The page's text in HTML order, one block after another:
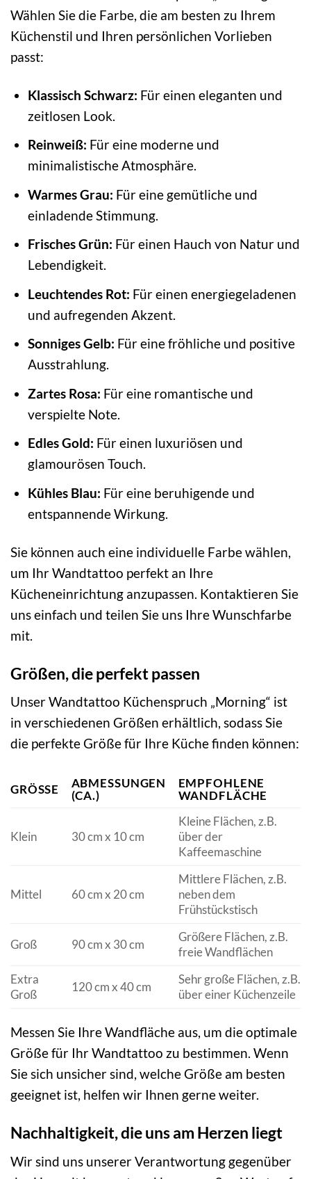
Wählen Sie die Farbe, die am besten zu Ihrem
Küchenstil und Ihren persönlichen Vorlieben
passt:
Klassisch Schwarz: Für einen eleganten und
zeitlosen Look.
Reinweiß: Für eine moderne und
minimalistische Atmosphäre.
Warmes Grau: Für eine gemütliche und
einladende Stimmung.
Frisches Grün: Für einen Hauch von Natur und
Lebendigkeit.
Leuchtendes Rot: Für einen energiegeladenen
und aufregenden Akzent.
Sonniges Gelb: Für eine fröhliche und positive
Ausstrahlung.
Zartes Rosa: Für eine romantische und
verspielte Note.
Edles Gold: Für einen luxuriösen und
glamourösen Touch.
Kühles Blau: Für eine beruhigende und
entspannende Wirkung.
Sie können auch eine individuelle Farbe wählen,
um Ihr Wandtattoo perfekt an Ihre
Kücheneinrichtung anzupassen. Kontaktieren Sie
uns einfach und teilen Sie uns Ihre Wunschfarbe
mit.
Größen, die perfekt passen
Unser Wandtattoo Küchenspruch „Morning“ ist
in verschiedenen Größen erhältlich, sodass Sie
die perfekte Größe für Ihre Küche finden können:
GRÖSSE
ABMESSUNGEN
(CA.)
EMPFOHLENE
WANDFLÄCHE
Klein 30 cm x 10 cm
Kleine Flächen, z.B.
über der
Kaffeemaschine
Mittel 60 cm x 20 cm
Mittlere Flächen, z.B.
neben dem
Frühstückstisch
Groß 90 cm x 30 cm
Größere Flächen, z.B.
freie Wandflächen
Extra
Groß
120 cm x 40 cm
Sehr große Flächen, z.B.
über einer Küchenzeile
Messen Sie Ihre Wandfläche aus, um die optimale
Größe für Ihr Wandtattoo zu bestimmen. Wenn
Sie sich unsicher sind, welche Größe am besten
geeignet ist, helfen wir Ihnen gerne weiter.
Nachhaltigkeit, die uns am Herzen liegt
Wir sind uns unserer Verantwortung gegenüber